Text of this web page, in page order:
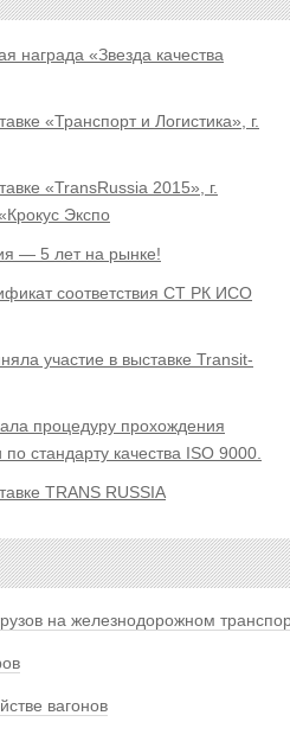
награда «Звезда качества
«Транспорт и Логистика», г.
«TransRussia 2015», г.
Экспо
— 5 лет на рынке!
соответствия СТ РК ИСО
участие в выставке Transit-
процедуру прохождения
стандарту качества ISO 9000.
TRANS RUSSIА
на железнодорожном
вагонов